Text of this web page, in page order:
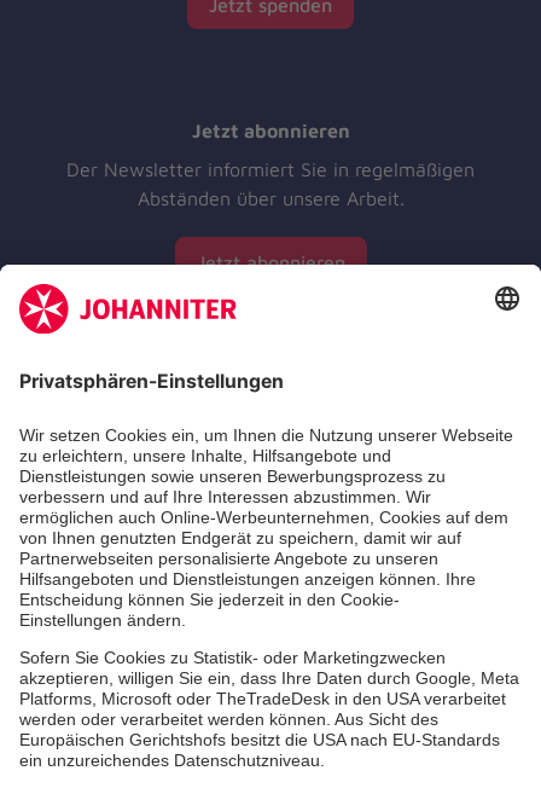
Jetzt spenden
Jetzt abonnieren
Der Newsletter informiert Sie in regelmäßigen
Abständen über unsere Arbeit.
Jetzt abonnieren
Aus- & Fortbildungen
Jobs & Ehrenamt
Spendenprojekte
Johanniter-Jugend
Einrichtungen